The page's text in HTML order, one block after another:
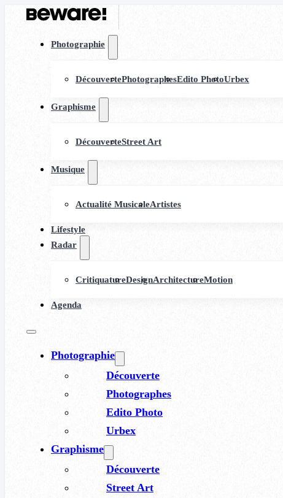
Photographie
DécouvertePhotographesEdito PhotoUrbex
Graphisme
DécouverteStreet Art
Musique
Actualité MusicaleArtistes
Lifestyle
Radar
CritiquatureDesignArchitectureMotion
Agenda
Photographie
Découverte
Photographes
Edito Photo
Urbex
Graphisme
Découverte
Street Art